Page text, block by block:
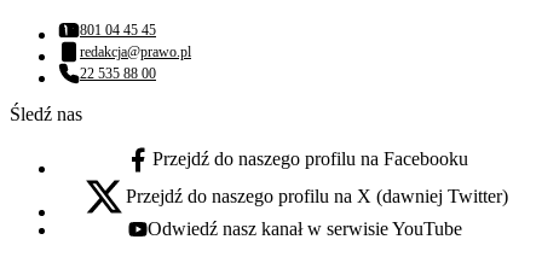
Numer telefonu:
801 04 45 45
Adres email:
redakcja@prawo.pl
Numer telefonu:
22 535 88 00
Śledź nas
facebook - otwiera się w nowej karcie
Przejdź do naszego profilu na Facebooku
x - otwiera się w nowej karcie
Przejdź do naszego profilu na X (dawniej Twitter)
youtube - otwiera się w nowej karcie
Odwiedź nasz kanał w serwisie YouTube